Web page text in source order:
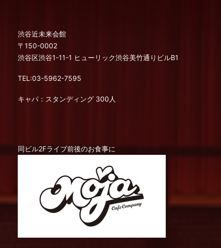
渋谷近未来会館
〒150-0002
渋谷区渋谷1-11-1 ヒューリック渋谷美竹通りビルB1
TEL:03-5962-7595
キャパ：スタンディング 300人
同ビル2Fライブ前後のお食事に